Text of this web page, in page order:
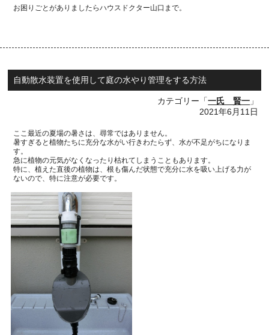
お困りごとがありましたらハウスドクター山口まで。
自動散水装置を使用して庭の水やり管理をする方法
カテゴリー「一氏 賢一 」
2021年6月11日
ここ最近の夏場の暑さは、尋常ではありません。
暑すぎると植物たちに充分な水がい行きわたらず、水が不足がちになりま
す。
急に植物の元気がなくなったり枯れてしまうこともあります。
特に、植えた直後の植物は、根も傷んだ状態で充分に水を吸い上げる力が
ないので、特に注意が必要です。